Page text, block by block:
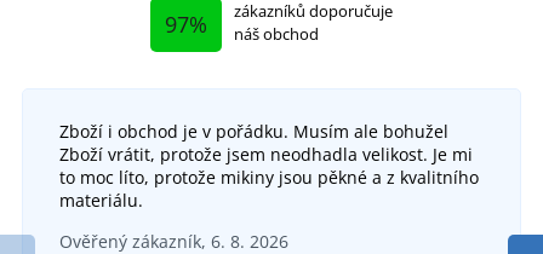
+6
Narozeninová zmijovka
SKLADEM
Jubilejní zmijovka Bontis
97%
zákazníků doporučuje
náš obchod
Zboží i obchod je v pořádku. Musím ale bohužel
Zboží vrátit, protože jsem neodhadla velikost. Je mi
to moc líto, protože mikiny jsou pěkné a z kvalitního
materiálu.
Ověřený zákazník, 6. 8. 2026